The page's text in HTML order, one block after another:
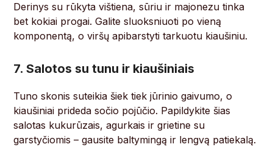
Derinys su rūkyta vištiena, sūriu ir majonezu tinka
bet kokiai progai. Galite sluoksniuoti po vieną
komponentą, o viršų apibarstyti tarkuotu kiaušiniu.
7. Salotos su tunu ir kiaušiniais
Tuno skonis suteikia šiek tiek jūrinio gaivumo, o
kiaušiniai prideda sočio pojūčio. Papildykite šias
salotas kukurūzais, agurkais ir grietine su
garstyčiomis – gausite baltymingą ir lengvą patiekalą.